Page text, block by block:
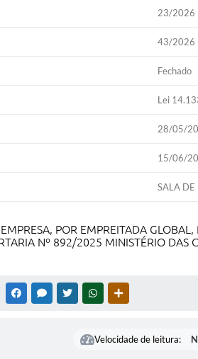
23/2026
43/2026
Fechado
Lei
28/05/
15/06/
SALA DE
POR EMPREITADA
Nº 892/2025 MINISTÉRIO DAS
FACEBOOKMESSENGER
TWITTERWHATSAPP
Velocidade de leitura: